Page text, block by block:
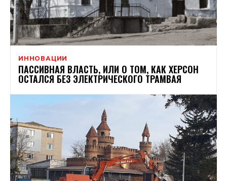
ИННОВАЦИИ
ПАССИВНАЯ ВЛАСТЬ, ИЛИ О ТОМ, КАК ХЕРСОН
ОСТАЛСЯ БЕЗ ЭЛЕКТРИЧЕСКОГО ТРАМВАЯ